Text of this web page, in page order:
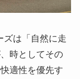
ズは「自然に走
時としてその
適性を優先す